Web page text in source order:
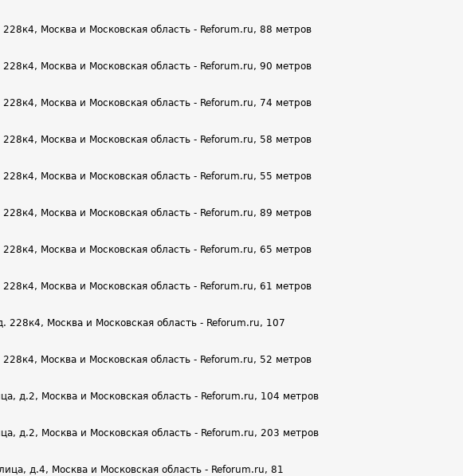
Москва и Московская область - Reforum.ru, 88 метров
Москва и Московская область - Reforum.ru, 90 метров
Москва и Московская область - Reforum.ru, 74 метров
Москва и Московская область - Reforum.ru, 58 метров
Москва и Московская область - Reforum.ru, 55 метров
Москва и Московская область - Reforum.ru, 89 метров
Москва и Московская область - Reforum.ru, 65 метров
Москва и Московская область - Reforum.ru, 61 метров
Москва и Московская область - Reforum.ru, 107
Москва и Московская область - Reforum.ru, 52 метров
д.2, Москва и Московская область - Reforum.ru, 104 метров
д.2, Москва и Московская область - Reforum.ru, 203 метров
д.4, Москва и Московская область - Reforum.ru, 81